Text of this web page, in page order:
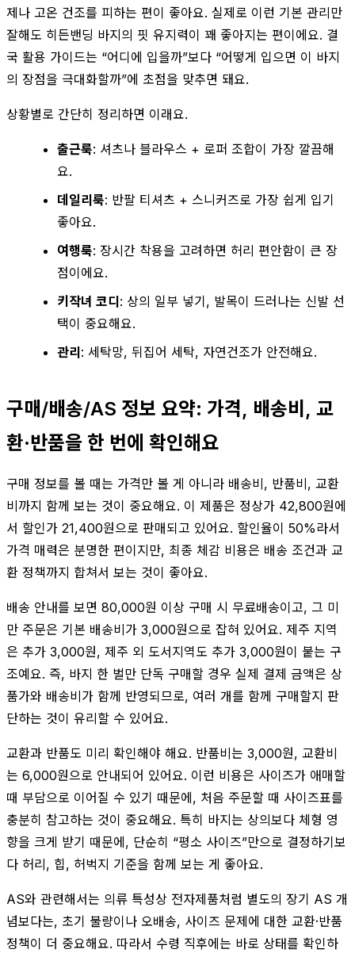
제나 고온 건조를 피하는 편이 좋아요. 실제로 이런 기본 관리만
잘해도 히든밴딩 바지의 핏 유지력이 꽤 좋아지는 편이에요. 결
국 활용 가이드는 “어디에 입을까”보다 “어떻게 입으면 이 바지
의 장점을 극대화할까”에 초점을 맞추면 돼요.
상황별로 간단히 정리하면 이래요.
출근룩: 셔츠나 블라우스 + 로퍼 조합이 가장 깔끔해
요.
데일리룩: 반팔 티셔츠 + 스니커즈로 가장 쉽게 입기
좋아요.
여행룩: 장시간 착용을 고려하면 허리 편안함이 큰 장
점이에요.
키작녀 코디 : 상의 일부 넣기, 발목이 드러나는 신발 선
택이 중요해요.
관리 : 세탁망, 뒤집어 세탁, 자연건조가 안전해요.
구매/배송/AS 정보 요약: 가격, 배송비, 교
환·반품을 한 번에 확인해요
구매 정보를 볼 때는 가격만 볼 게 아니라 배송비, 반품비, 교환
비까지 함께 보는 것이 중요해요. 이 제품은 정상가 42,800원에
서 할인가 21,400원으로 판매되고 있어요. 할인율이 50%라서
가격 매력은 분명한 편이지만, 최종 체감 비용은 배송 조건과 교
환 정책까지 합쳐서 보는 것이 좋아요.
배송 안내를 보면 80,000원 이상 구매 시 무료배송이고, 그 미
만 주문은 기본 배송비가 3,000원으로 잡혀 있어요. 제주 지역
은 추가 3,000원, 제주 외 도서지역도 추가 3,000원이 붙는 구
조예요. 즉, 바지 한 벌만 단독 구매할 경우 실제 결제 금액은 상
품가와 배송비가 함께 반영되므로, 여러 개를 함께 구매할지 판
단하는 것이 유리할 수 있어요.
교환과 반품도 미리 확인해야 해요. 반품비는 3,000원, 교환비
는 6,000원으로 안내되어 있어요. 이런 비용은 사이즈가 애매할
때 부담으로 이어질 수 있기 때문에, 처음 주문할 때 사이즈표를
충분히 참고하는 것이 중요해요. 특히 바지는 상의보다 체형 영
향을 크게 받기 때문에, 단순히 “평소 사이즈”만으로 결정하기보
다 허리, 힙, 허벅지 기준을 함께 보는 게 좋아요.
AS와 관련해서는 의류 특성상 전자제품처럼 별도의 장기 AS 개
념보다는, 초기 불량이나 오배송, 사이즈 문제에 대한 교환·반품
정책이 더 중요해요. 따라서 수령 직후에는 바로 상태를 확인하